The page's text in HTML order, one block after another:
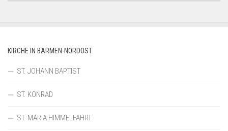
KIRCHE IN BARMEN-NORDOST
ST. JOHANN BAPTIST
ST. KONRAD
ST. MARIÄ HIMMELFAHRT